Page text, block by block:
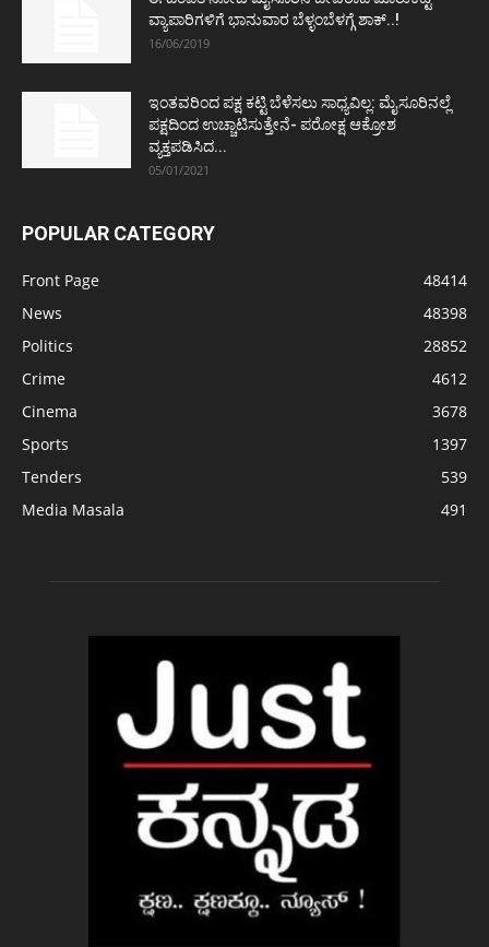
ವ್ಯಾಪಾರಿಗಳಿಗೆ ಭಾನುವಾರ ಬೆಳ್ಳಂಬೆಳಗ್ಗೆ ಶಾಕ್..!
16/06/2019
ಇಂತವರಿಂದ ಪಕ್ಷ ಕಟ್ಟಿ ಬೆಳೆಸಲು ಸಾಧ್ಯವಿಲ್ಲ: ಮೈಸೂರಿನಲ್ಲೆ
ಪಕ್ಷದಿಂದ ಉಚ್ಚಾಟಿಸುತ್ತೇನೆ- ಪರೋಕ್ಷ ಆಕ್ರೋಶ
ವ್ಯಕ್ತಪಡಿಸಿದ...
05/01/2021
POPULAR CATEGORY
Front Page
48414
News
48398
Politics
28852
Crime
4612
Cinema
3678
Sports
1397
Tenders
539
Media Masala
491